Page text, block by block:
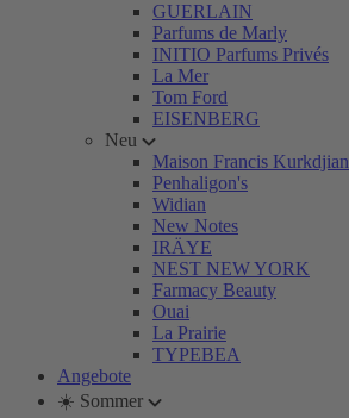
GUERLAIN
Parfums de Marly
INITIO Parfums Privés
La Mer
Tom Ford
EISENBERG
Neu
Maison Francis Kurkdjian
Penhaligon's
Widian
New Notes
IRÄYE
NEST NEW YORK
Farmacy Beauty
Ouai
La Prairie
TYPEBEA
Angebote
☀️ Sommer